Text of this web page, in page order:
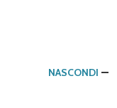
NASCONDI